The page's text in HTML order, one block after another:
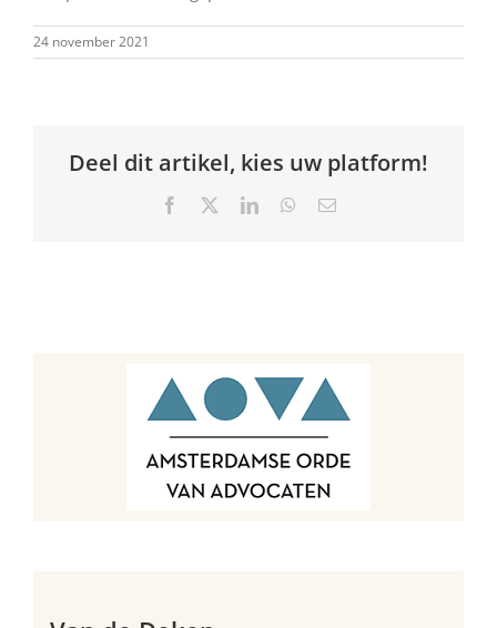
24 november 2021
Deel dit artikel, kies uw platform!
Facebook LinkedInWhatsApp
E-